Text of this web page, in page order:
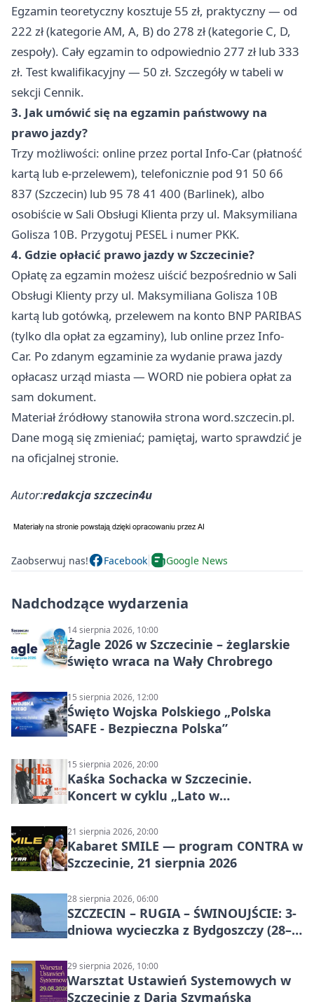
Egzamin teoretyczny kosztuje 55 zł, praktyczny — od
222 zł (kategorie AM, A, B) do 278 zł (kategorie C, D,
zespoły). Cały egzamin to odpowiednio 277 zł lub 333
zł. Test kwalifikacyjny — 50 zł. Szczegóły w tabeli w
sekcji Cennik.
3. Jak umówić się na egzamin państwowy na
prawo jazdy?
Trzy możliwości: online przez portal Info-Car (płatność
kartą lub e-przelewem), telefonicznie pod 91 50 66
837 (Szczecin) lub 95 78 41 400 (Barlinek), albo
osobiście w Sali Obsługi Klienta przy ul. Maksymiliana
Golisza 10B. Przygotuj PESEL i numer PKK.
4. Gdzie opłacić prawo jazdy w Szczecinie?
Opłatę za egzamin możesz uiścić bezpośrednio w Sali
Obsługi Klienty przy ul. Maksymiliana Golisza 10B
kartą lub gotówką, przelewem na konto BNP PARIBAS
(tylko dla opłat za egzaminy), lub online przez Info-
Car. Po zdanym egzaminie za wydanie prawa jazdy
opłacasz urząd miasta — WORD nie pobiera opłat za
sam dokument.
Materiał źródłowy stanowiła strona word.szczecin.pl.
Dane mogą się zmieniać; pamiętaj, warto sprawdzić je
na oficjalnej stronie.
Autor:redakcja szczecin4u
Zaobserwuj nas! Facebook Google News
Nadchodzące wydarzenia
14 sierpnia 2026, 10:00
Żagle 2026 w Szczecinie – żeglarskie
święto wraca na Wały Chrobrego
15 sierpnia 2026, 12:00
Święto Wojska Polskiego „Polska
SAFE - Bezpieczna Polska”
15 sierpnia 2026, 20:00
Kaśka Sochacka w Szczecinie.
Koncert w cyklu „Lato w
21 sierpnia 2026, 20:00
Kabaret SMILE — program CONTRA w
Szczecinie, 21 sierpnia 2026
28 sierpnia 2026, 06:00
SZCZECIN – RUGIA – ŚWINOUJŚCIE: 3-
dniowa wycieczka z Bydgoszczy (28–
29 sierpnia 2026, 10:00
Warsztat Ustawień Systemowych w
Szczecinie z Darią Szymańską